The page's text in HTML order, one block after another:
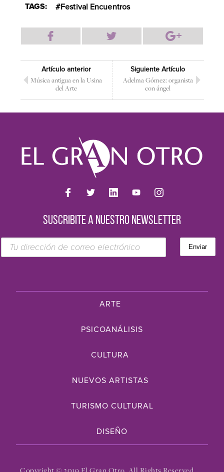
TAGS: Festival Encuentros
Artículo anterior
Música antigua en la Usina
del Arte
Siguiente Artículo
Adelma Gómez: organista
con ángel
SUSCRIBITE A NUESTRO NEWSLETTER
ARTE
PSICOANÁLISIS
CULTURA
NUEVOS ARTISTAS
TURISMO CULTURAL
DISEÑO
Copyright © 2019 El Gran Otro. All Rights Reserved.